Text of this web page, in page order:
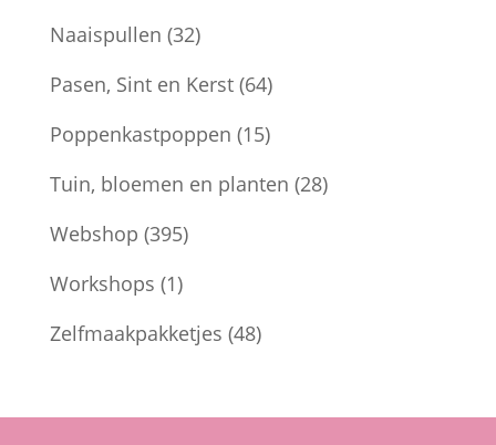
Naaispullen (32)
Pasen, Sint en Kerst (64)
Poppenkastpoppen (15)
Tuin, bloemen en planten (28)
Webshop (395)
Workshops (1)
Zelfmaakpakketjes (48)